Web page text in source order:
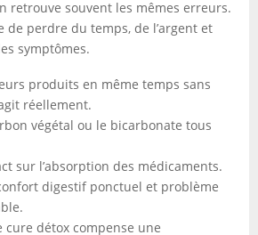
retrouve souvent les mêmes erreurs.
de perdre du temps, de l’argent et
symptômes.
produits en même temps sans
réellement.
végétal ou le bicarbonate tous
sur l’absorption des médicaments.
digestif ponctuel et problème
cure détox compense une